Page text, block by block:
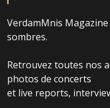
VerdamMnis
sombres.
Retrouvez toutes nos
photos de concerts
et live reports,